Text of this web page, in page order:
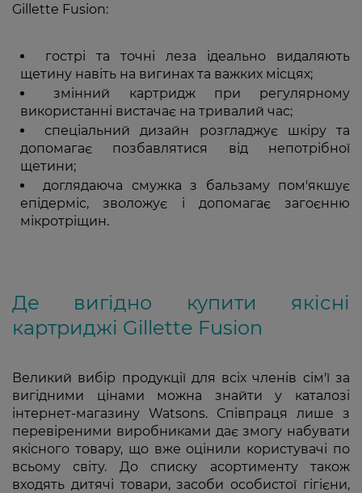
Gillette Fusion:
гострі та точні леза ідеально видаляють
щетину навіть на вигинах та важких місцях;
змінний картридж при регулярному
використанні вистачає на тривалий час;
спеціальний дизайн розгладжує шкіру та
допомагає позбавлятися від непотрібної
щетини;
доглядаюча смужка з бальзаму пом'якшує
епідерміс, зволожує і допомагає загоєнню
мікротріщин.
Де вигідно купити якісні
картриджі Gillette Fusion
Великий вибір продукції для всіх членів сім'ї за
вигідними цінами можна знайти у каталозі
інтернет-магазину Watsons. Співпраця лише з
перевіреними виробниками дає змогу набувати
якісного товару, що вже оцінили користувачі по
всьому світу. До списку асортименту також
входять дитячі товари, засоби особистої гігієни,